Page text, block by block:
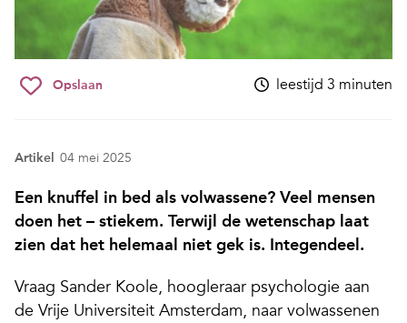
Opslaan leestijd 3 minuten
Artikel 04 mei 2025
Een knuffel in bed als volwassene? Veel mensen
doen het – stiekem. Terwijl de wetenschap laat
zien dat het helemaal niet gek is. Integendeel.
Vraag Sander Koole, hoogleraar psychologie aan
de Vrije Universiteit Amsterdam, naar volwassenen